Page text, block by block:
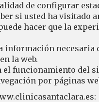
de configurar
si usted ha visitado
hacer que la
información
la web.
funcionamiento del
por páginas
: